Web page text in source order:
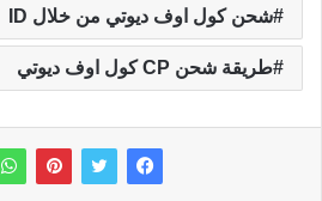
شحن كول اوف ديوتي من خلال ID
طريقة شحن CP كول اوف ديوتي